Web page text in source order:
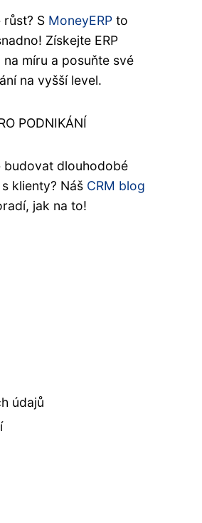
růst? S MoneyERP to
Získejte ERP
na míru a posuňte své
na vyšší level.
PODNIKÁNÍ
budovat dlouhodobé
klienty? Náš CRM blog
jak na to!
údajů